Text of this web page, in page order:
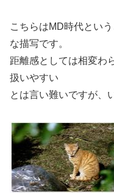
こちらはMD時代とい
な描写です。
距離感としては相変わ
扱いやすい
とは言い難いですが、